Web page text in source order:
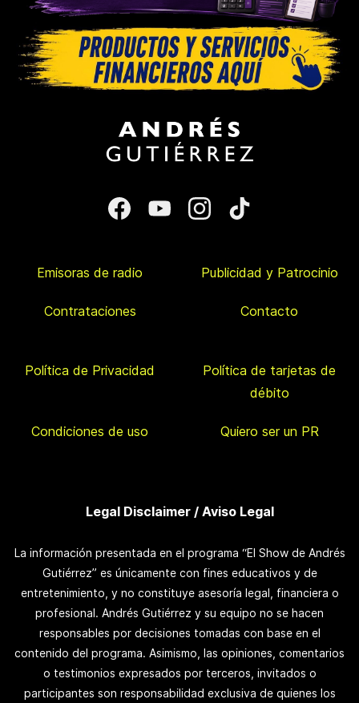
Emisoras de radio Publicidad y Patrocinio
Contrataciones Contacto
Política de Privacidad
Política de tarjetas de
débito
Condiciones de uso Quiero ser un PR
Legal Disclaimer / Aviso Legal
La información presentada en el programa “El Show de Andrés
Gutiérrez” es únicamente con fines educativos y de
entretenimiento, y no constituye asesoría legal, financiera o
profesional. Andrés Gutiérrez y su equipo no se hacen
responsables por decisiones tomadas con base en el
contenido del programa. Asimismo, las opiniones, comentarios
o testimonios expresados por terceros, invitados o
participantes son responsabilidad exclusiva de quienes los